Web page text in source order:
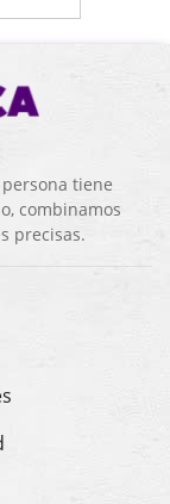
tiene
combinamos
precisas.